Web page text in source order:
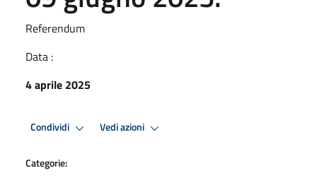
Referendum
Data :
4 aprile 2025
Condividi Vedi azioni
Categorie: